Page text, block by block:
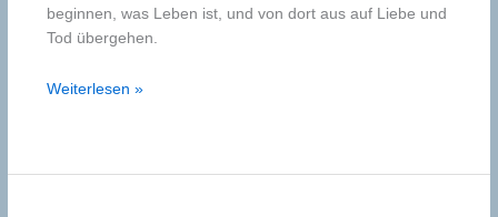
beginnen, was Leben ist, und von dort aus auf Liebe und
Tod übergehen.
Eine
Weiterlesen »